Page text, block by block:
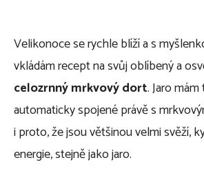
Velikonoce se rychle blíží a s
vkládám recept na svůj oblíbený a
celozrnný mrkvový dort. Jaro
automaticky spojené právě s
i proto, že jsou většinou velmi svěží,
energie, stejně jako jaro.